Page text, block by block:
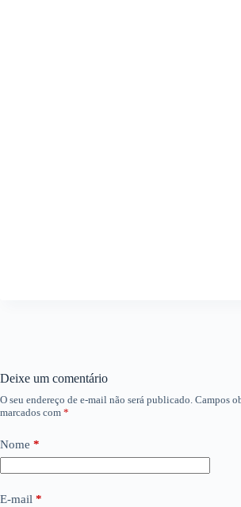
Deixe um comentário
O seu endereço de e-mail não será publicado. Campos
marcados com *
Nome *
E-mail *